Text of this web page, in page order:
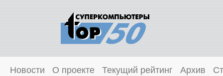
Новости О проекте Текущий рейтинг Архив